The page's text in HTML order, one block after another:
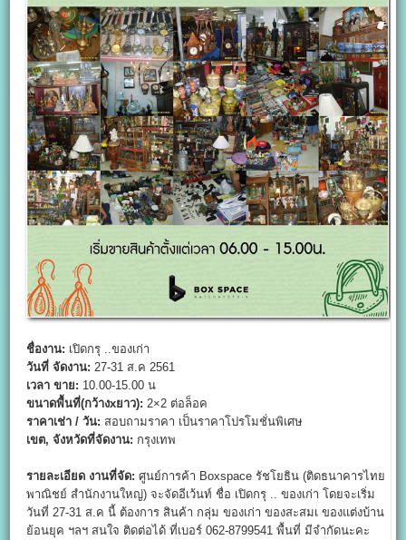
ชื่องาน: เปิดกรุ ..ของเก่า
วันที่ จัดงาน: 27-31 ส.ค 2561
เวลา ขาย: 10.00-15.00 น
ขนาดพื้นที่(กว้างxยาว): 2×2 ต่อล็อค
ราคาเช่า / วัน: สอบถามราคา เป็นราคาโปรโมชั่นพิเศษ
เขต,จังหวัดที่จัดงาน: กรุงเทพ
รายละเอียด งานที่จัด: ศูนย์การค้า Boxspace รัชโยธิน (ติดธนาคารไทย
พาณิชย์ สำนักงานใหญ่) จะจัดอีเว้นท์ ชื่อ เปิดกรุ .. ของเก่า โดยจะเริ่ม
วันที่ 27-31 ส.ค นี้ ต้องการ สินค้า กลุ่ม ของเก่า ของสะสมเ ของแต่งบ้าน
ย้อนยุค ฯลฯ สนใจ ติดต่อได้ ที่เบอร์ 062-8799541 พื้นที่ มีจำกัดนะคะ